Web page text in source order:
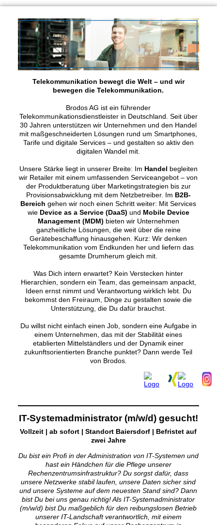
Telekommunikation bewegt die Welt – und wir
bewegen die Telekommunikation.
Brodos AG ist ein führender
Telekommunikationsdienstleister in Deutschland. Seit über
30 Jahren unterstützen wir Unternehmen und den Handel
mit maßgeschneiderten Lösungen rund um Smartphones,
Tarife und digitale Services – und gestalten so aktiv den
digitalen Wandel mit.
Unsere Stärke liegt in unserer Breite: Im Handel begleiten
wir Retailer mit einem umfassenden Serviceangebot – von
der Produktberatung über Marketingstrategien bis zur
Provisionsabwicklung mit dem Netzbetreiber. Im B2B-
Bereich gehen wir noch einen Schritt weiter: Mit Services
wie Device as a Service (DaaS) und Mobile Device
Management (MDM) bieten wir Unternehmen
ganzheitliche Lösungen, die weit über die reine
Gerätebeschaffung hinausgehen. Kurz: Wir denken
Telekommunikation vom Endkunden her und liefern das
gesamte Drumherum gleich mit.
Was Dich intern erwartet? Kein Verstecken hinter
Hierarchien, sondern ein Team, das gemeinsam anpackt,
Ideen ernst nimmt und Verantwortung wirklich lebt. Du
bekommst den Freiraum, Dinge zu gestalten sowie die
Unterstützung, die Du dafür brauchst.
Du willst nicht einfach einen Job, sondern eine Aufgabe in
einem Unternehmen, das mit der Stabilität eines
etablierten Mittelständlers und der Dynamik einer
zukunftsorientierten Branche punktet? Dann werde Teil
von Brodos.
IT-Systemadministrator (m/w/d) gesucht!
Vollzeit | ab sofort | Standort Baiersdorf | Befristet auf
zwei Jahre
Du bist ein Profi in der Administration von IT-Systemen und
hast ein Händchen für die Pflege unserer
Rechenzentrumsinfrastruktur? Du sorgst dafür, dass
unsere Netzwerke stabil laufen, unsere Daten sicher sind
und unsere Systeme auf dem neuesten Stand sind? Dann
bist Du bei uns genau richtig! Als IT-Systemadministrator
(m/w/d) bist Du maßgeblich für den reibungslosen Betrieb
unserer IT-Landschaft verantwortlich, mit einem